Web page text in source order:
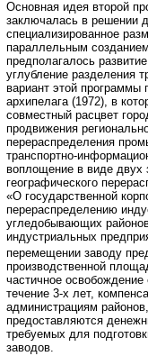
Основная идея второй
заключалась в решении
специализированное
параллельным
предполагалось
углубление разделения
вариант этой программы
архипелага (1972), в
совместный расцвет
продвижения
перераспределения
транспортно-
воплощение в виде двух
географического
«О государственной
перераспределению
угледобывающих
индустриальных
перемещении заводу
производственной
частичное
течение 3-х лет,
администрациям
предоставляются
требуемых для
заводов.